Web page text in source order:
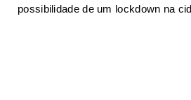
possibilidade de um lockdown na